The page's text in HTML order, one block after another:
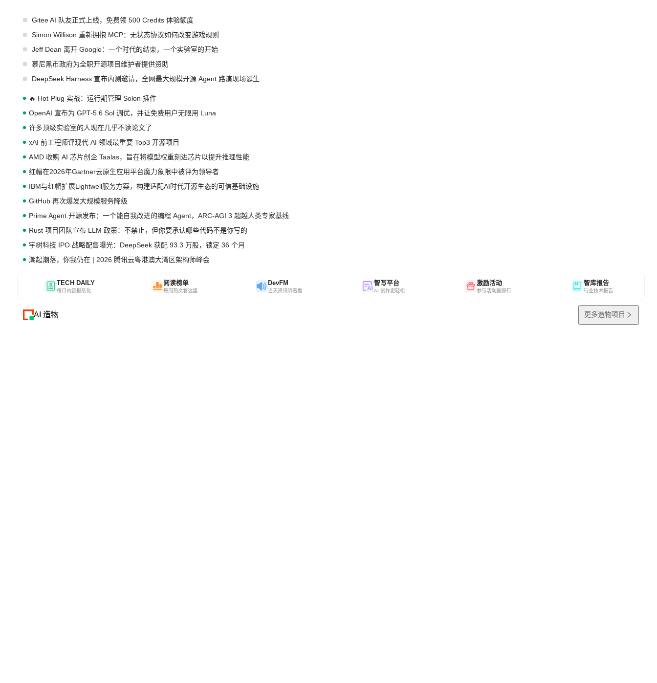
Gitee AI 队友正式上线，免费领 500 Credits 体验额度
Simon Willison 重新拥抱 MCP：无状态协议如何改变游戏规则
Jeff Dean 离开 Google：一个时代的结束，一个实验室的开始
慕尼黑市政府为全职开源项目维护者提供资助
DeepSeek Harness 宣布内测邀请，全网最大规模开源 Agent 路演现场诞生
🔥 Hot-Plug 实战：运行期管理 Solon 插件
OpenAI 宣布为 GPT-5.6 Sol 调优，并让免费用户无限用 Luna
许多顶级实验室的人现在几乎不读论文了
xAI 前工程师评现代 AI 领域最重要 Top3 开源项目
AMD 收购 AI 芯片创企 Taalas，旨在将模型权重刻进芯片以提升推理性能
红帽在2026年Gartner云原生应用平台魔力象限中被评为领导者
IBM与红帽扩展Lightwell服务方案，构建适配AI时代开源生态的可信基础设施
GitHub 再次爆发大规模服务降级
Prime Agent 开源发布：一个能自我改进的编程 Agent，ARC-AGI 3 超越人类专家基线
Rust 项目团队宣布 LLM 政策：不禁止，但你要承认哪些代码不是你写的
宇树科技 IPO 战略配售曝光：DeepSeek 获配 93.3 万股，锁定 36 个月
潮起潮落，你我仍在 | 2026 腾讯云粤港澳大湾区架构师峰会
TECH DAILY
每日内容报纸化
阅读榜单
每周热文看这里
DevFM
当天资讯听着看
智写平台
AI 创作更轻松
激励活动
参与活动赢源石
智库报告
行业技术报告
AI 造物 更多造物项目